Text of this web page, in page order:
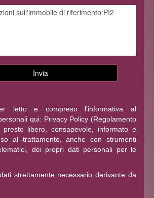
letto e compreso l'informativa al
qui: Privacy Policy (Regolamento
libero, consapevole, informato e
al trattamento, anche con strumenti
dei propri dati personali per le
strettamente necessario derivante da